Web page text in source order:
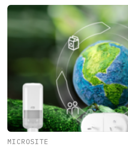
MICROSITE